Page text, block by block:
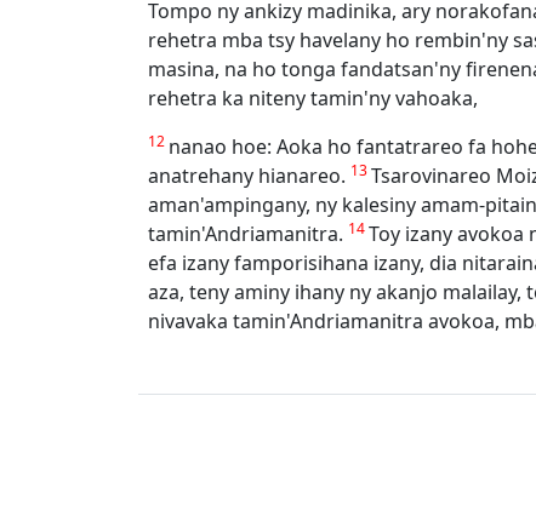
Tompo ny ankizy madinika, ary
rehetra mba tsy havelany ho rembin'ny
masina, na ho tonga fandatsan'ny
rehetra ka niteny tamin'ny vahoaka,
12 nanao hoe: Aoka ho fantatrareo fa
anatrehany hianareo. 13Tsarovinareo
aman'ampingany, ny kalesiny amam-
tamin'Andriamanitra. 14Toy izany
efa izany famporisihana izany, dia
aza, teny aminy ihany ny akanjo
nivavaka tamin'Andriamanitra avokoa,